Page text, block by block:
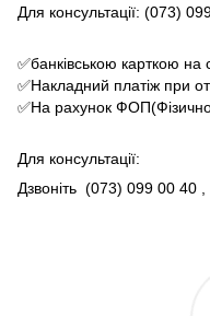
Для консультації: (073)
✅банківською карткою на
✅Накладний платіж при
✅На рахунок
Для консультації:
Дзвоніть (073) 099 00 40